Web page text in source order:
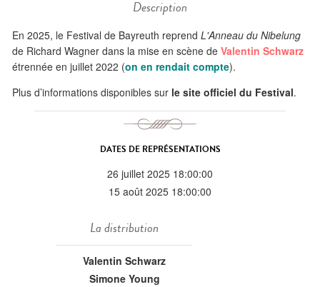
Description
En 2025, le Festival de Bayreuth reprend L'Anneau du Nibelung
de Richard Wagner dans la mise en scène de Valentin Schwarz
étrennée en juillet 2022 (on en rendait compte).
Plus d’informations disponibles sur le site officiel du Festival.
DATES DE REPRÉSENTATIONS
26 juillet 2025 18:00:00
15 août 2025 18:00:00
La distribution
Valentin Schwarz
Simone Young